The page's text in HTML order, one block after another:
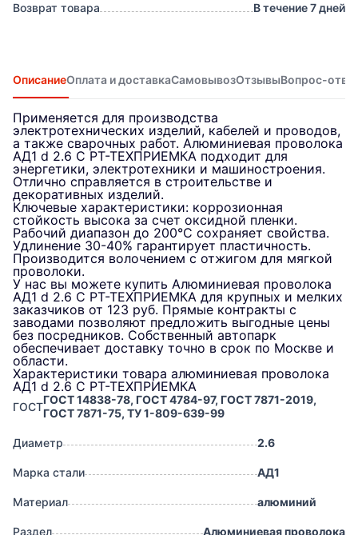
Возврат товара
В течение 7 дней
ОписаниеОплата и доставкаСамовывозОтзывыВопрос-
Применяется для производства
электротехнических изделий, кабелей и проводов,
а также сварочных работ. Алюминиевая проволока
АД1 d 2.6 С РТ-ТЕХПРИЕМКА подходит для
энергетики, электротехники и машиностроения.
Отлично справляется в строительстве и
декоративных изделий.
Ключевые характеристики: коррозионная
стойкость высока за счет оксидной пленки.
Рабочий диапазон до 200°C сохраняет свойства.
Удлинение 30-40% гарантирует пластичность.
Производится волочением с отжигом для мягкой
проволоки.
У нас вы можете купить Алюминиевая проволока
АД1 d 2.6 С РТ-ТЕХПРИЕМКА для крупных и мелких
заказчиков от 123 руб. Прямые контракты с
заводами позволяют предложить выгодные цены
без посредников. Собственный автопарк
обеспечивает доставку точно в срок по Москве и
области.
Характеристики товара алюминиевая проволока
АД1 d 2.6 С РТ-ТЕХПРИЕМКА
ГОСТГОСТ 14838-78, ГОСТ 4784-97, ГОСТ 7871-2019,
ГОСТ 7871-75, ТУ 1-809-639-99
Диаметр 2.6
Марка стали АД1
Материал алюминий
Раздел Алюминиевая проволока